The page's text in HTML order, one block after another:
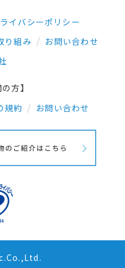
イバシーポリシー
り組み
お問い合わせ
方】
規約
お問い合わせ